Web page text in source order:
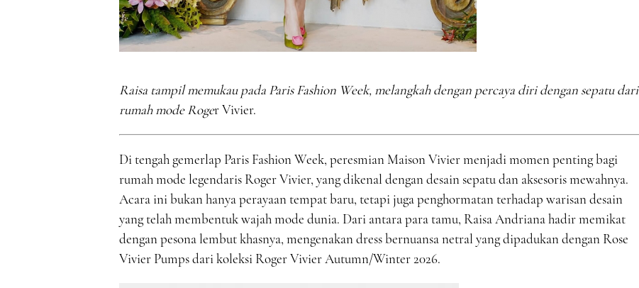
Raisa tampil memukau pada Paris Fashion Week, melangkah dengan percaya diri dengan sepatu dari
rumah mode Roger Vivier.
Di tengah gemerlap Paris Fashion Week, peresmian Maison Vivier menjadi momen penting bagi
rumah mode legendaris Roger Vivier, yang dikenal dengan desain sepatu dan aksesoris mewahnya.
Acara ini bukan hanya perayaan tempat baru, tetapi juga penghormatan terhadap warisan desain
yang telah membentuk wajah mode dunia. Dari antara para tamu, Raisa Andriana hadir memikat
dengan pesona lembut khasnya, mengenakan dress bernuansa netral yang dipadukan dengan Rose
Vivier Pumps dari koleksi Roger Vivier Autumn/Winter 2026.